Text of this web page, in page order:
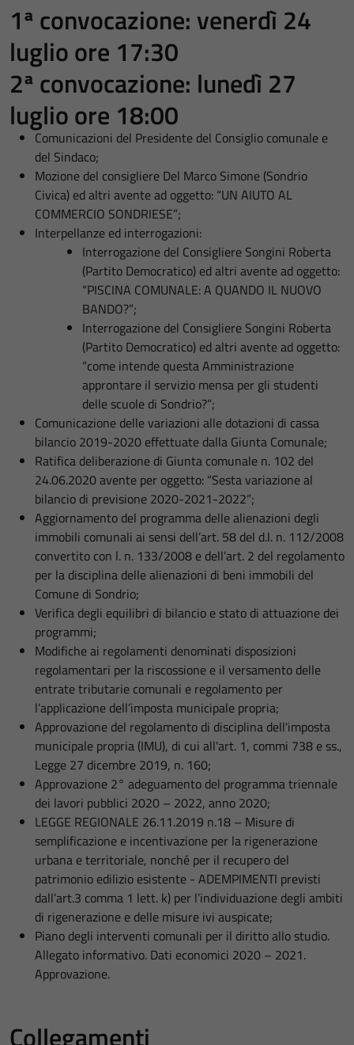
1ª convocazione: venerdì 24
luglio ore 17:30
2ª convocazione: lunedì 27
luglio ore 18:00
Comunicazioni del Presidente del Consiglio comunale e
del Sindaco;
Mozione del consigliere Del Marco Simone (Sondrio
Civica) ed altri avente ad oggetto: “UN AIUTO AL
COMMERCIO SONDRIESE”;
Interpellanze ed interrogazioni:
Interrogazione del Consigliere Songini Roberta
(Partito Democratico) ed altri avente ad oggetto:
“PISCINA COMUNALE: A QUANDO IL NUOVO
BANDO?”;
Interrogazione del Consigliere Songini Roberta
(Partito Democratico) ed altri avente ad oggetto:
“come intende questa Amministrazione
approntare il servizio mensa per gli studenti
delle scuole di Sondrio?”;
Comunicazione delle variazioni alle dotazioni di cassa
bilancio 2019-2020 effettuate dalla Giunta Comunale;
Ratifica deliberazione di Giunta comunale n. 102 del
24.06.2020 avente per oggetto: “Sesta variazione al
bilancio di previsione 2020-2021-2022”;
Aggiornamento del programma delle alienazioni degli
immobili comunali ai sensi dell’art. 58 del d.l. n. 112/2008
convertito con l. n. 133/2008 e dell’art. 2 del regolamento
per la disciplina delle alienazioni di beni immobili del
Comune di Sondrio;
Verifica degli equilibri di bilancio e stato di attuazione dei
programmi;
Modifiche ai regolamenti denominati disposizioni
regolamentari per la riscossione e il versamento delle
entrate tributarie comunali e regolamento per
l’applicazione dell’imposta municipale propria;
Approvazione del regolamento di disciplina dell'imposta
municipale propria (IMU), di cui all'art. 1, commi 738 e ss.,
Legge 27 dicembre 2019, n. 160;
Approvazione 2° adeguamento del programma triennale
dei lavori pubblici 2020 – 2022, anno 2020;
LEGGE REGIONALE 26.11.2019 n.18 – Misure di
semplificazione e incentivazione per la rigenerazione
urbana e territoriale, nonché per il recupero del
patrimonio edilizio esistente - ADEMPIMENTI previsti
dall’art.3 comma 1 lett. k) per l’individuazione degli ambiti
di rigenerazione e delle misure ivi auspicate;
Piano degli interventi comunali per il diritto allo studio.
Allegato informativo. Dati economici 2020 – 2021.
Approvazione.
Collegamenti